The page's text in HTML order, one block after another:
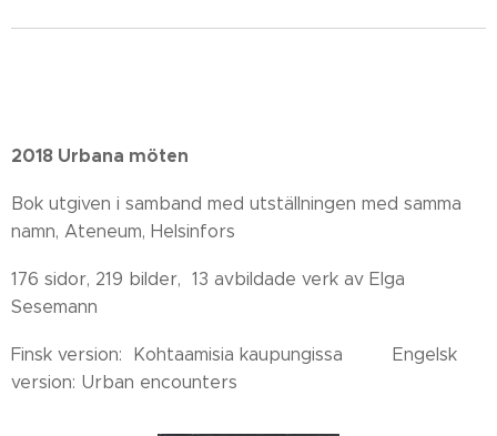
2018 Urbana möten
Bok utgiven i samband med utställningen med samma
namn, Ateneum, Helsinfors
176 sidor, 219 bilder, 13 avbildade verk av Elga
Sesemann
Finsk version: Kohtaamisia kaupungissa Engelsk
version: Urban encounters